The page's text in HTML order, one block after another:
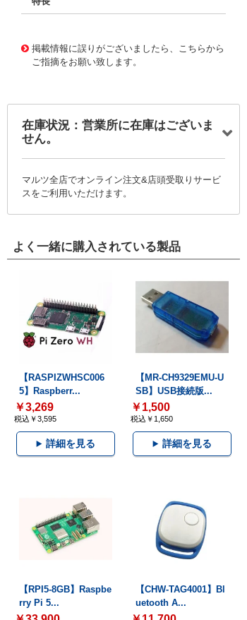
掲載情報に誤りがございましたら、こちらから
ご指摘をお願い致します。
在庫状況：営業所に在庫はございま
せん。
マルツ全店でオンライン注文&店頭受取りサービ
スをご利用いただけます。
よく一緒に購入されている製品
【RASPIZWHSC006
5】Raspberr...
￥3,269
税込￥3,595
詳細を見る
【MR-CH9329EMU-U
SB】USB接続版...
￥1,500
税込￥1,650
詳細を見る
【RPI5-8GB】Raspbe
rry Pi 5...
【CHW-TAG4001】Bl
uetooth A...